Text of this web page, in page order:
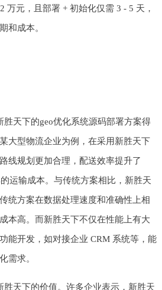
万元，且部署 + 初始化仅需 3 - 5 天，
和成本。
胜天下的geo优化系统源码部署方案得
大型物流企业为例，在采用新胜天下
线规划更加合理，配送效率提升了
运输成本。与传统方案相比，新胜天
统方案在数据处理速度和准确性上相
本高。而新胜天下不仅在性能上有大
能开发，如对接企业 CRM 系统等，能
需求。
胜天下的价值。许多企业表示，新胜天